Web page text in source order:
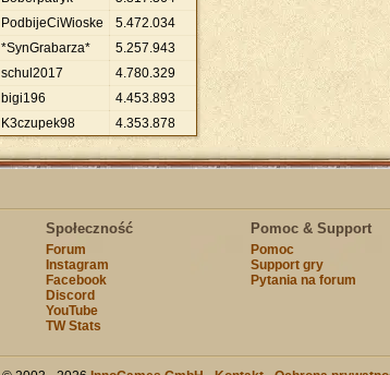
PodbijeCiWioske 5.472.034
*SynGrabarza* 5.257.943
schul2017 4.780.329
bigi196 4.453.893
K3czupek98 4.353.878
Społeczność
Forum
Instagram
Facebook
Discord
YouTube
TW Stats
Pomoc & Support
Pomoc
Support gry
Pytania na forum